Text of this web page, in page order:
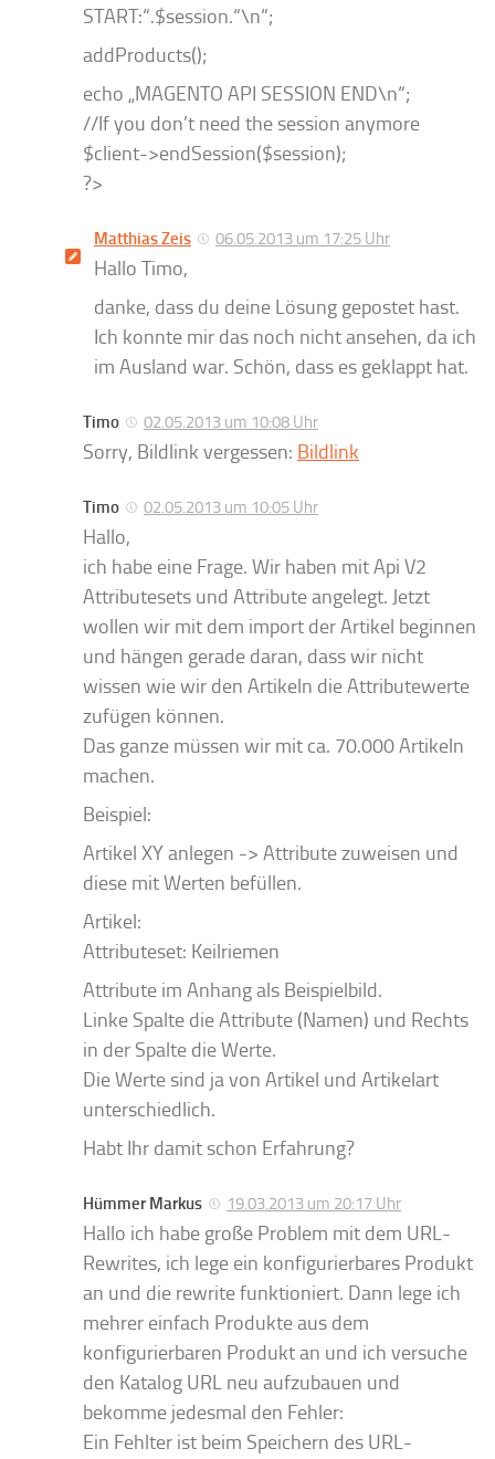
START:“.$session.“\n“;
addProducts();
echo „MAGENTO API SESSION END\n“;
//If you don’t need the session anymore
$client->endSession($session);
?>
Matthias Zeis 06.05.2013 um 17:25 Uhr
Hallo Timo,
danke, dass du deine Lösung gepostet hast.
Ich konnte mir das noch nicht ansehen, da ich
im Ausland war. Schön, dass es geklappt hat.
Timo 02.05.2013 um 10:08 Uhr
Sorry, Bildlink vergessen: Bildlink
Timo 02.05.2013 um 10:05 Uhr
Hallo,
ich habe eine Frage. Wir haben mit Api V2
Attributesets und Attribute angelegt. Jetzt
wollen wir mit dem import der Artikel beginnen
und hängen gerade daran, dass wir nicht
wissen wie wir den Artikeln die Attributewerte
zufügen können.
Das ganze müssen wir mit ca. 70.000 Artikeln
machen.
Beispiel:
Artikel XY anlegen -> Attribute zuweisen und
diese mit Werten befüllen.
Artikel:
Attributeset: Keilriemen
Attribute im Anhang als Beispielbild.
Linke Spalte die Attribute (Namen) und Rechts
in der Spalte die Werte.
Die Werte sind ja von Artikel und Artikelart
unterschiedlich.
Habt Ihr damit schon Erfahrung?
Hümmer Markus 19.03.2013 um 20:17 Uhr
Hallo ich habe große Problem mit dem URL-
Rewrites, ich lege ein konfigurierbares Produkt
an und die rewrite funktioniert. Dann lege ich
mehrer einfach Produkte aus dem
konfigurierbaren Produkt an und ich versuche
den Katalog URL neu aufzubauen und
bekomme jedesmal den Fehler:
Ein Fehlter ist beim Speichern des URL-